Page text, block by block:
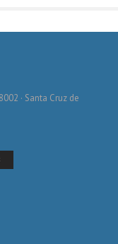
· Santa Cruz de